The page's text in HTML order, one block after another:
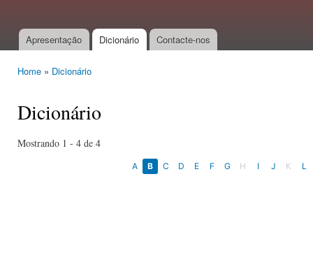
Main menu
Apresentação Dicionário Contacte-nos
Home » Dicionário
Dicionário
Mostrando 1 - 4 de 4
A B C D E F G H I J K L